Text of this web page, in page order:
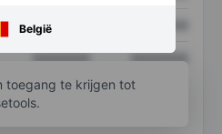
België
XXXXXXX
XXXXXXX
XXXXXXX
toegang te krijgen tot